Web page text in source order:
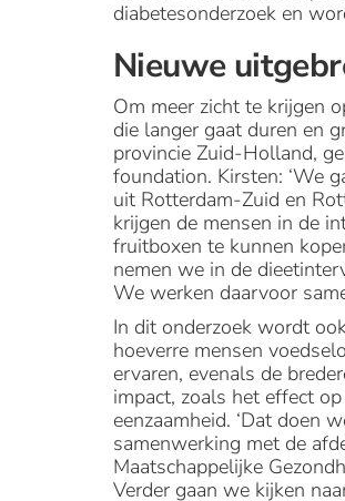
diabetesonderzoek en
Nieuwe
Om meer zicht te krijgen
die langer gaat duren en
provincie Zuid-Holland,
foundation. Kirsten: ‘We
uit Rotterdam-Zuid en
krijgen de mensen in de
fruitboxen te kunnen
nemen we in de
We werken daarvoor
In dit onderzoek wordt
hoeverre mensen
ervaren, evenals de
impact, zoals het effect
eenzaamheid. ‘Dat doen
samenwerking met de
Maatschappelijke
Verder gaan we kijken